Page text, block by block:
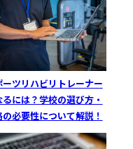
ーツリハビリトレーナー
るには？学校の選び方・
必要性について解説！